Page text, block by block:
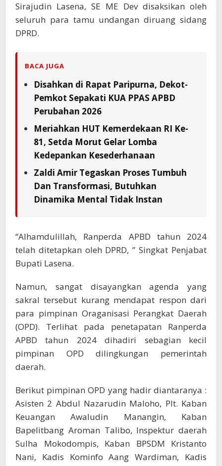
Sirajudin Lasena, SE ME Dev disaksikan oleh
seluruh para tamu undangan diruang sidang
DPRD.
BACA JUGA
Disahkan di Rapat Paripurna, Dekot-
Pemkot Sepakati KUA PPAS APBD
Perubahan 2026
Meriahkan HUT Kemerdekaan RI Ke-
81, Setda Morut Gelar Lomba
Kedepankan Kesederhanaan
Zaldi Amir Tegaskan Proses Tumbuh
Dan Transformasi, Butuhkan
Dinamika Mental Tidak Instan
“Alhamdulillah, Ranperda APBD tahun 2024
telah ditetapkan oleh DPRD, ” Singkat Penjabat
Bupati Lasena.
Namun, sangat disayangkan agenda yang
sakral tersebut kurang mendapat respon dari
para pimpinan Oraganisasi Perangkat Daerah
(OPD). Terlihat pada penetapatan Ranperda
APBD tahun 2024 dihadiri sebagian kecil
pimpinan OPD dilingkungan pemerintah
daerah.
Berikut pimpinan OPD yang hadir diantaranya :
Asisten 2 Abdul Nazarudin Maloho, Plt. Kaban
Keuangan Awaludin Manangin, Kaban
Bapelitbang Aroman Talibo, Inspektur daerah
Sulha Mokodompis, Kaban BPSDM Kristanto
Nani, Kadis Kominfo Aang Wardiman, Kadis